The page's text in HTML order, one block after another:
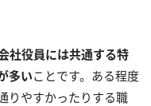
社役員には共通する特
多いことです。ある程度
りやすかったりする職